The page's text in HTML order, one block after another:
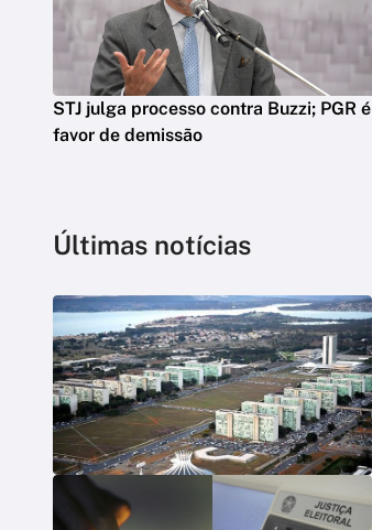
STJ julga processo contra Buzzi; PGR
favor de demissão
Últimas notícias